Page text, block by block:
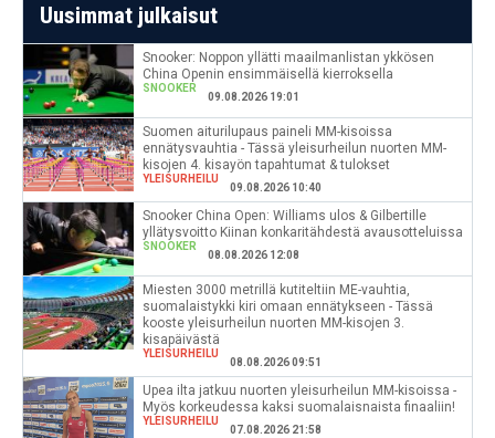
Uusimmat julkaisut
Snooker: Noppon yllätti maailmanlistan ykkösen
China Openin ensimmäisellä kierroksella
SNOOKER
09.08.2026 19:01
Suomen aiturilupaus paineli MM-kisoissa
ennätysvauhtia - Tässä yleisurheilun nuorten MM-
kisojen 4. kisayön tapahtumat & tulokset
YLEISURHEILU
09.08.2026 10:40
Snooker China Open: Williams ulos & Gilbertille
yllätysvoitto Kiinan konkaritähdestä avausotteluissa
SNOOKER
08.08.2026 12:08
Miesten 3000 metrillä kutiteltiin ME-vauhtia,
suomalaistykki kiri omaan ennätykseen - Tässä
kooste yleisurheilun nuorten MM-kisojen 3.
kisapäivästä
YLEISURHEILU
08.08.2026 09:51
Upea ilta jatkuu nuorten yleisurheilun MM-kisoissa -
Myös korkeudessa kaksi suomalaisnaista finaaliin!
YLEISURHEILU
07.08.2026 21:58